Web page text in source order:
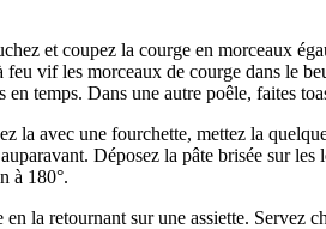
et coupez la courge en morceaux
vif les morceaux de courge dans le
en temps. Dans une autre poêle, faites
la avec une fourchette, mettez la
Déposez la pâte brisée sur
à 180°.
la retournant sur une assiette. Servez